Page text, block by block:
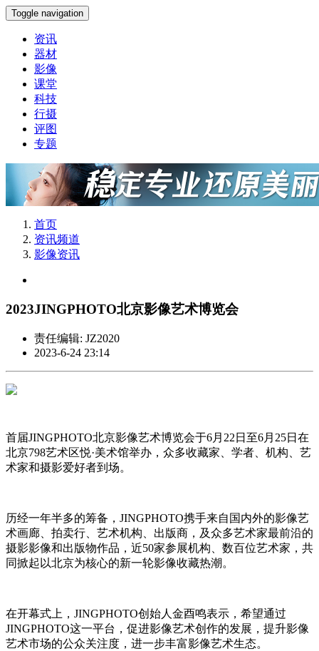
Toggle navigation
资讯
器材
影像
课堂
科技
行摄
评图
专题
首页
资讯频道
影像资讯
2023JINGPHOTO北京影像艺术博览会
责任编辑: JZ2020
2023-6-24 23:14
首届JINGPHOTO北京影像艺术博览会于6月22日至6月25日在
北京798艺术区悦·美术馆举办，众多收藏家、学者、机构、艺
术家和摄影爱好者到场。
历经一年半多的筹备，JINGPHOTO携手来自国内外的影像艺
术画廊、拍卖行、艺术机构、出版商，及众多艺术家最前沿的
摄影影像和出版物作品，近50家参展机构、数百位艺术家，共
同掀起以北京为核心的新一轮影像收藏热潮。
在开幕式上，JINGPHOTO创始人金酉鸣表示，希望通过
JINGPHOTO这一平台，促进影像艺术创作的发展，提升影像
艺术市场的公众关注度，进一步丰富影像艺术生态。